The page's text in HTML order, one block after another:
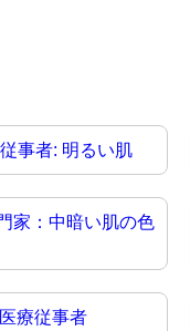
事者: 明るい肌
家：中暗い肌の色
医療従事者